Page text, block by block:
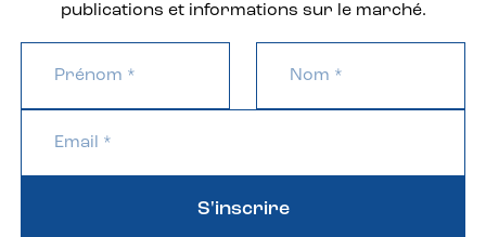
publications et informations sur le marché.
S'inscrire